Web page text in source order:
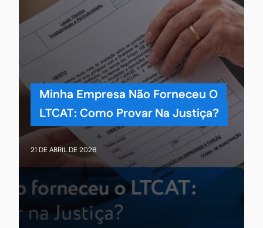
Minha Empresa Não Forneceu O
LTCAT: Como Provar Na Justiça?
21 DE ABRIL DE 2026